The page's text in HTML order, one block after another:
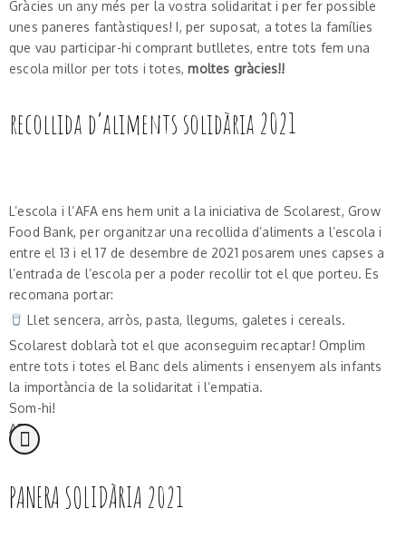
Gràcies un any més per la vostra solidaritat i per fer possible
unes paneres fantàstiques! I, per suposat, a totes la famílies
que vau participar-hi comprant butlletes, entre tots fem una
escola millor per tots i totes,moltes gràcies!!
recollida d’aliments solidària 2021
L’escola i l’AFA ens hem unit a la iniciativa de Scolarest, Grow
Food Bank, per organitzar una recollida d’aliments a l’escola i
entre el 13 i el 17 de desembre de 2021 posarem unes capses a
l’entrada de l’escola per a poder recollir tot el que porteu. Es
recomana portar:
Llet sencera, arròs, pasta, llegums, galetes i cereals.
Scolarest doblarà tot el que aconseguim recaptar! Omplim
entre tots i totes el Banc dels aliments i ensenyem als infants
la importància de la solidaritat i l’empatia.
Som-hi!
AFA
PANERA SOLIDÀRIA 2021